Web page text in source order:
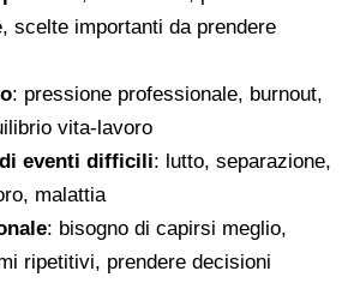
scelte importanti da prendere
: pressione professionale, burnout,
vita-lavoro
eventi difficili: lutto, separazione,
malattia
: bisogno di capirsi meglio,
ripetitivi, prendere decisioni